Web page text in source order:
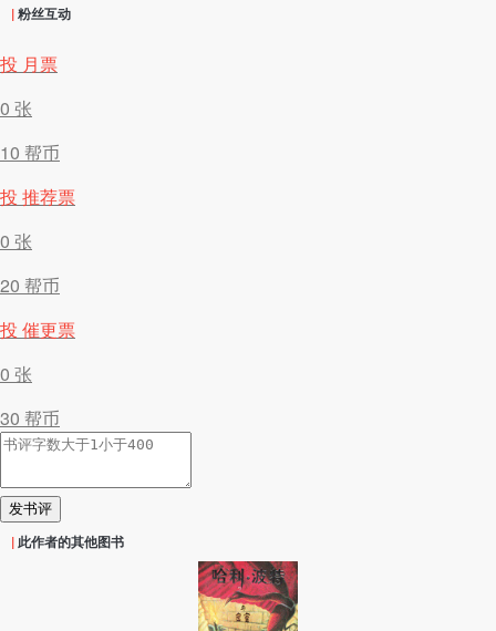
|粉丝互动
投 月票
0 张
10 帮币
投 推荐票
0 张
20 帮币
投 催更票
0 张
30 帮币
发书评
|此作者的其他图书